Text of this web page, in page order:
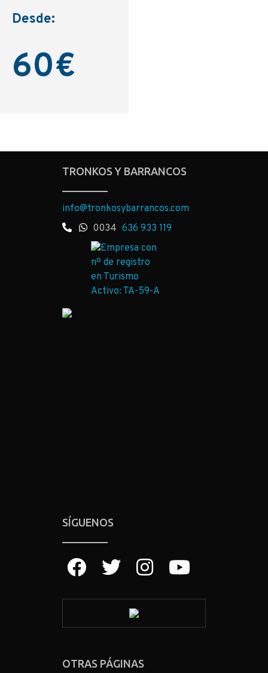
Desde:
60€
TRONKOS Y BARRANCOS
info@tronkosybarrancos.com
0034 636 933 119
SÍGUENOS
OTRAS PÁGINAS